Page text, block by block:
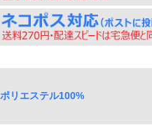
ポリエステル100%